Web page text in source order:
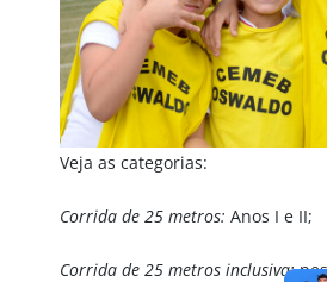
Veja as categorias:
Corrida de 25 metros: Anos I e II;
Corrida de 25 metros inclusiva: